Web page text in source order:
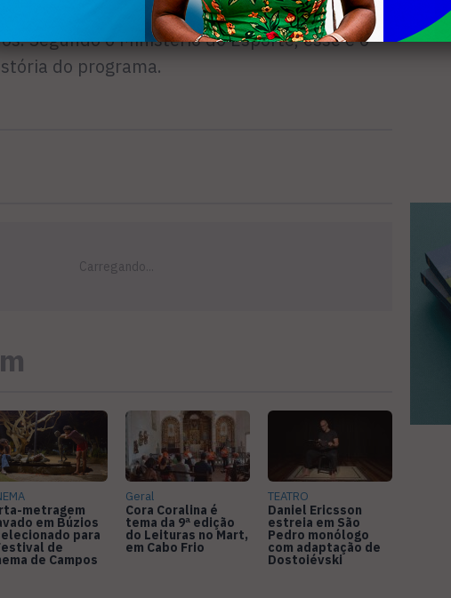
Em 2026, o Bolsa Atleta teve 10.885
Segundo o Ministério do Esporte, esse é o
do programa.
metragem
em Búzios
para
de
de Campos
Geral
Cora Coralina é
tema da 9ª edição
do Leituras no Mart,
em Cabo Frio
TEATRO
Daniel Ericsson
estreia em São
Pedro monólogo
com adaptação de
Dostoiévski